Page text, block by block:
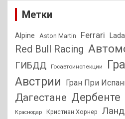
Метки
Alpine Aston Martin Ferrari Lada
Red Bull Racing
ГИБДД Госавтоинспекции
Австрии
Гран При
Дагестане Дербенте
Краснодар Кристиан Хорнер